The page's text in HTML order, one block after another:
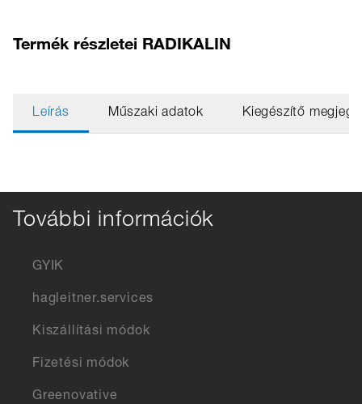
Termék részletei RADIKALIN
Leírás Műszaki adatok Kiegészítő
További információk
GYIK
hagleitner.services
Kiszállítási módok
Fizetési módok
Greenovative